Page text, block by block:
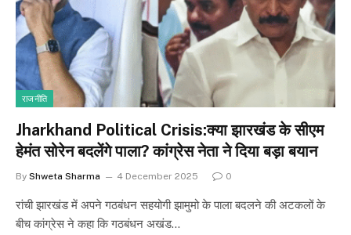
राजनीति
Jharkhand Political Crisis:क्या झारखंड के सीएम
हेमंत सोरेन बदलेंगे पाला? कांग्रेस नेता ने दिया बड़ा बयान
By Shweta Sharma 4 December 2025 0
रांची झारखंड में अपने गठबंधन सहयोगी झामुमो के पाला बदलने की अटकलों के
बीच कांग्रेस ने कहा कि गठबंधन अखंड…